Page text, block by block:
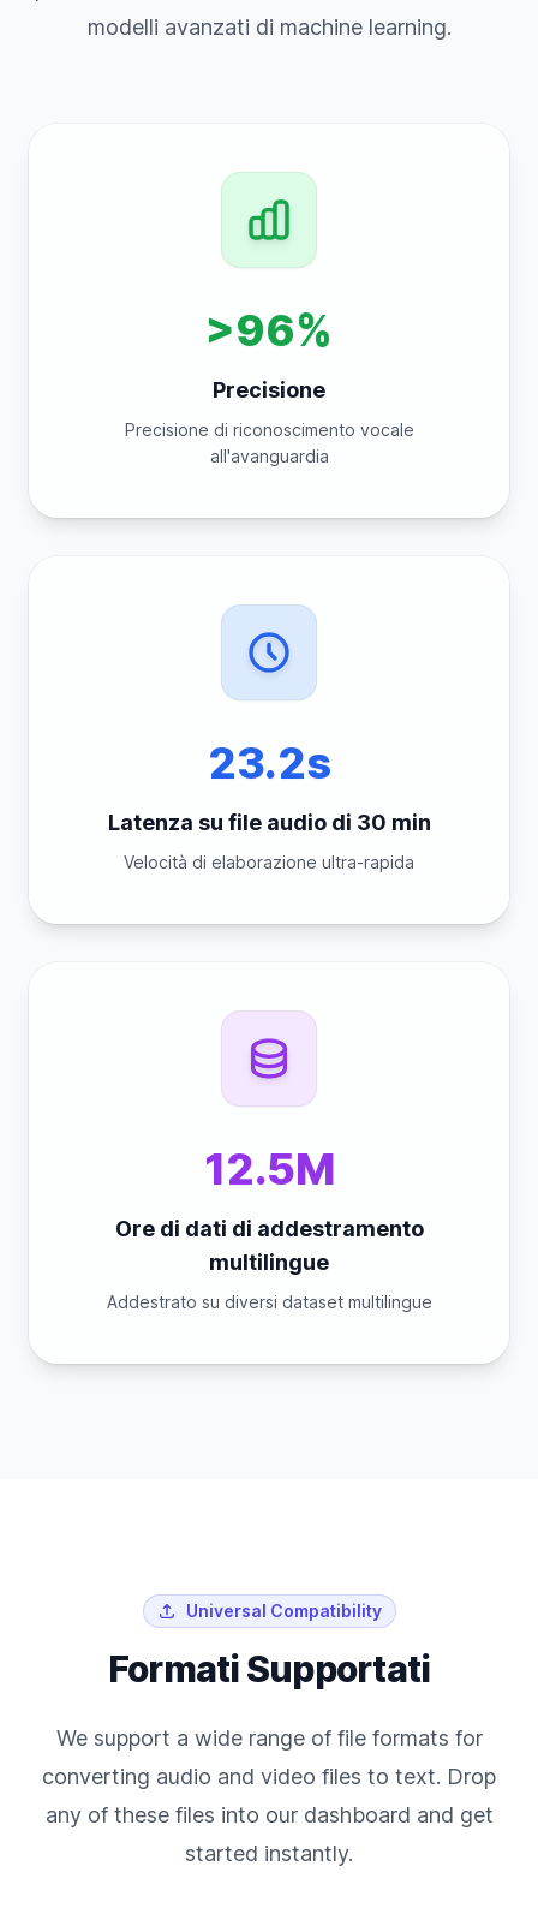
modelli avanzati di machine learning.
>96%
Precisione
Precisione di riconoscimento vocale
all'avanguardia
23.2s
Latenza su file audio di 30 min
Velocità di elaborazione ultra-rapida
12.5M
Ore di dati di addestramento
multilingue
Addestrato su diversi dataset multilingue
Universal Compatibility
Formati Supportati
We support a wide range of file formats for
converting audio and video files to text. Drop
any of these files into our dashboard and get
started instantly.